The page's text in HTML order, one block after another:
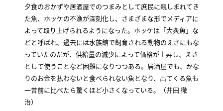
夕食のおかずや居酒屋でのつまみとして庶民に親しまれてき
た魚、ホッケの不漁が深刻化し、さまざまな形でメディアに
よって取り上げられるようになった。ホッケは「大衆魚」な
どと呼ばれ、過去には水族館で飼育される動物のえさにもな
っていたのだが、供給量の減少によって価格が上昇し、えさ
として使うことなど困難になりつつある。居酒屋でも、かな
りのお金を払わないと食べられない魚となり、出てくる魚も
一昔前に比べたら驚くほど小さくなっている。（井田 徹
治）